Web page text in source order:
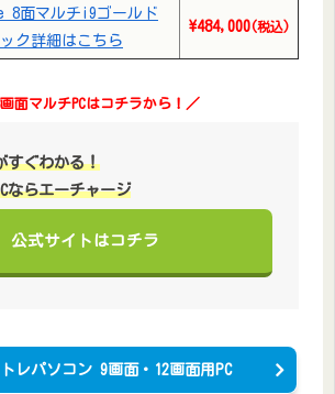
8面マルチi9ゴールド
ク詳細はこちら
\484,000(税込)
面マルチPCはコチラから！ ／
すぐわかる！
ならエーチャージ
公式サイトはコチラ
レパソコン 9画面・12画面用PC